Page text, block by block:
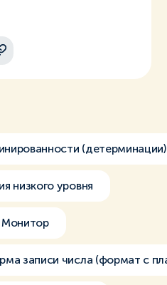
(детерминации)
низкого уровня
Монитор
записи числа (формат с